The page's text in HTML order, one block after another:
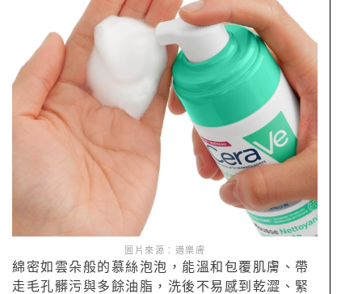
圖片來源：適樂膚
綿密如雲朵般的慕絲泡泡，能溫和包覆肌膚、帶
走毛孔髒污與多餘油脂，洗後不易感到乾澀、緊